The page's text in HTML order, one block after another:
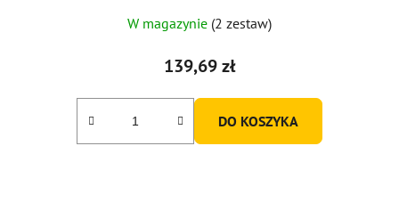
W magazynie (2 zestaw)
139,69 zł
DO KOSZYKA